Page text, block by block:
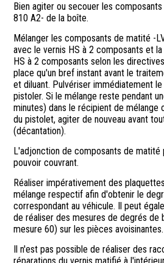
Bien agiter ou secouer les
810 A2- de la boîte.
Mélanger les composants de matité -
avec le vernis HS à 2 composants et
HS à 2 composants selon les
place qu'un bref instant avant le
et diluant. Pulvériser immédiatement
pistoler. Si le mélange reste pendant
minutes) dans le récipient de mélange
du pistolet, agiter de nouveau avant
(décantation).
L'adjonction de composants de matité
pouvoir couvrant.
Réaliser impérativement des
mélange respectif afin d'obtenir le
correspondant au véhicule. Il peut
de réaliser des mesures de degrés de
mesure 60) sur les pièces avoisinantes.
Il n'est pas possible de réaliser des